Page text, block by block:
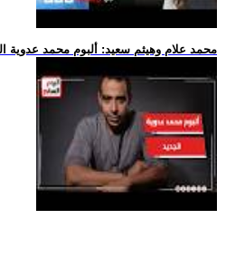
.. محمد علام وهيثم سعيد: ألبوم محمد عدوية